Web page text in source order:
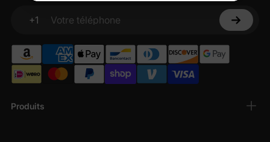
Produits
+1
Votre téléphone
confidentialité